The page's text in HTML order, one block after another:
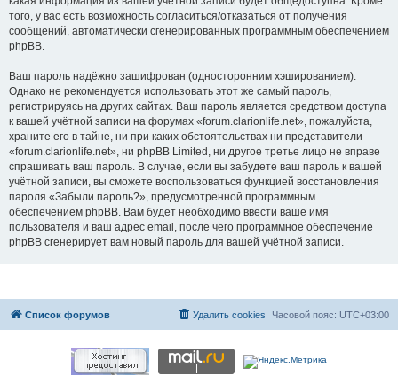
того, у вас есть возможность согласиться/отказаться от получения
сообщений, автоматически сгенерированных программным обеспечением
phpBB.
Ваш пароль надёжно зашифрован (односторонним хэшированием).
Однако не рекомендуется использовать этот же самый пароль,
регистрируясь на других сайтах. Ваш пароль является средством доступа
к вашей учётной записи на форумах «forum.clarionlife.net», пожалуйста,
храните его в тайне, ни при каких обстоятельствах ни представители
«forum.clarionlife.net», ни phpBB Limited, ни другое третье лицо не вправе
спрашивать ваш пароль. В случае, если вы забудете ваш пароль к вашей
учётной записи, вы сможете воспользоваться функцией восстановления
пароля «Забыли пароль?», предусмотренной программным
обеспечением phpBB. Вам будет необходимо ввести ваше имя
пользователя и ваш адрес email, после чего программное обеспечение
phpBB сгенерирует вам новый пароль для вашей учётной записи.
Список форумов Часовой пояс: UTC+03:00
Удалить cookies